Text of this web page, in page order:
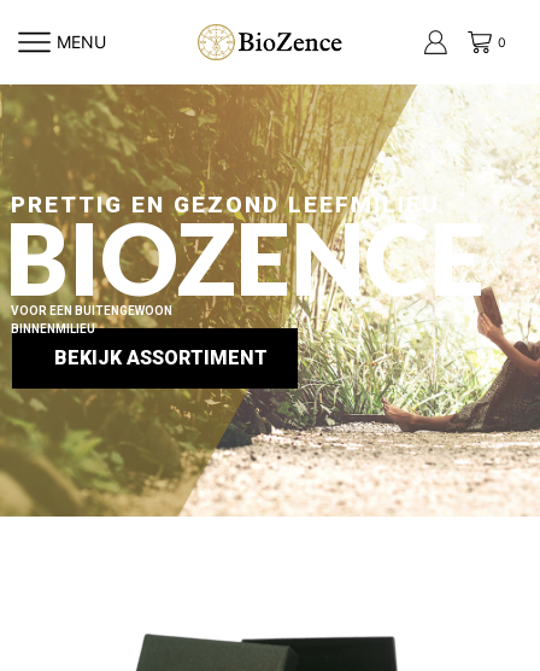
MENU 0
BIOZENCE
PRETTIG EN GEZOND LEEFMILIEU
BEKIJK ASSORTIMENT
VOOR EEN BUITENGEWOON
BINNENMILIEU